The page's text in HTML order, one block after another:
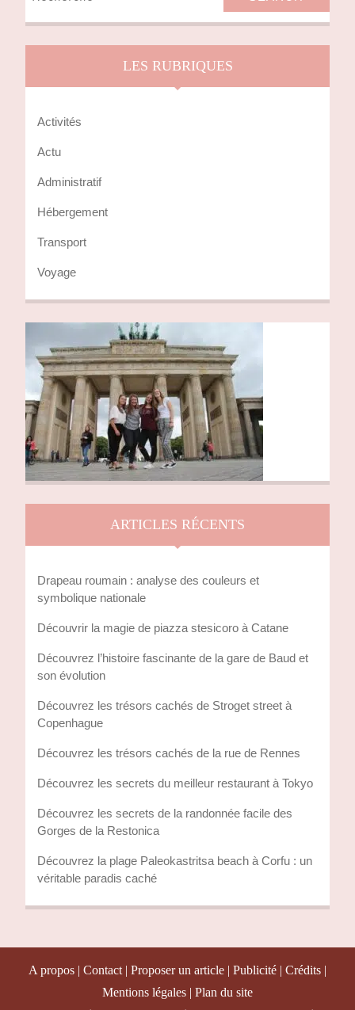
LES RUBRIQUES
Activités
Actu
Administratif
Hébergement
Transport
Voyage
ARTICLES RÉCENTS
Drapeau roumain : analyse des couleurs et
symbolique nationale
Découvrir la magie de piazza stesicoro à Catane
Découvrez l’histoire fascinante de la gare de Baud et
son évolution
Découvrez les trésors cachés de Stroget street à
Copenhague
Découvrez les trésors cachés de la rue de Rennes
Découvrez les secrets du meilleur restaurant à Tokyo
Découvrez les secrets de la randonnée facile des
Gorges de la Restonica
Découvrez la plage Paleokastritsa beach à Corfu : un
véritable paradis caché
A propos | Contact | Proposer un article | Publicité | Crédits |
Mentions légales | Plan du site